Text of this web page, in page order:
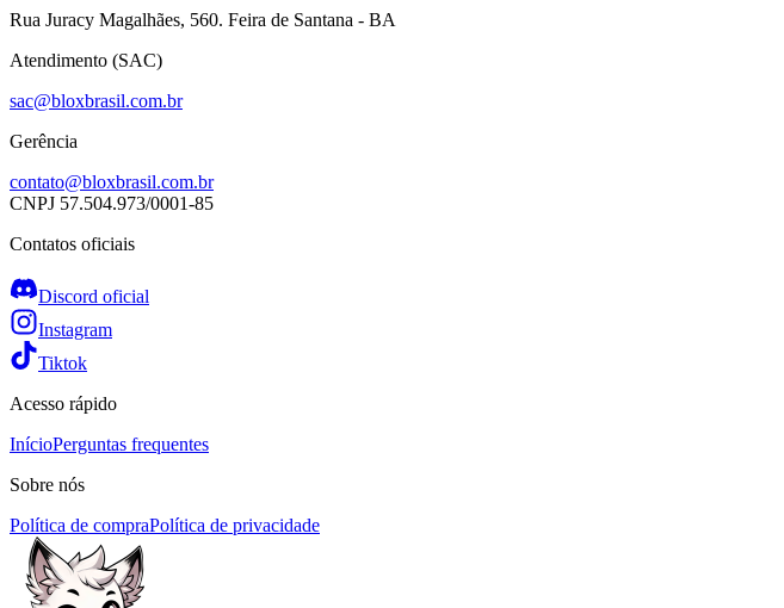
Rua Juracy Magalhães, 560. Feira de Santana - BA
Atendimento (SAC)
sac@bloxbrasil.com.br
Gerência
contato@bloxbrasil.com.br
CNPJ 57.504.973/0001-85
Contatos oficiais
Discord oficial
Instagram
Tiktok
Acesso rápido
InícioPerguntas frequentes
Sobre nós
Política de compraPolítica de privacidade